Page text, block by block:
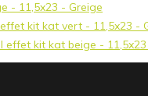
- 11,5x23 - Greige
kit kat vert - 11,5x23 -
effet kit kat beige -